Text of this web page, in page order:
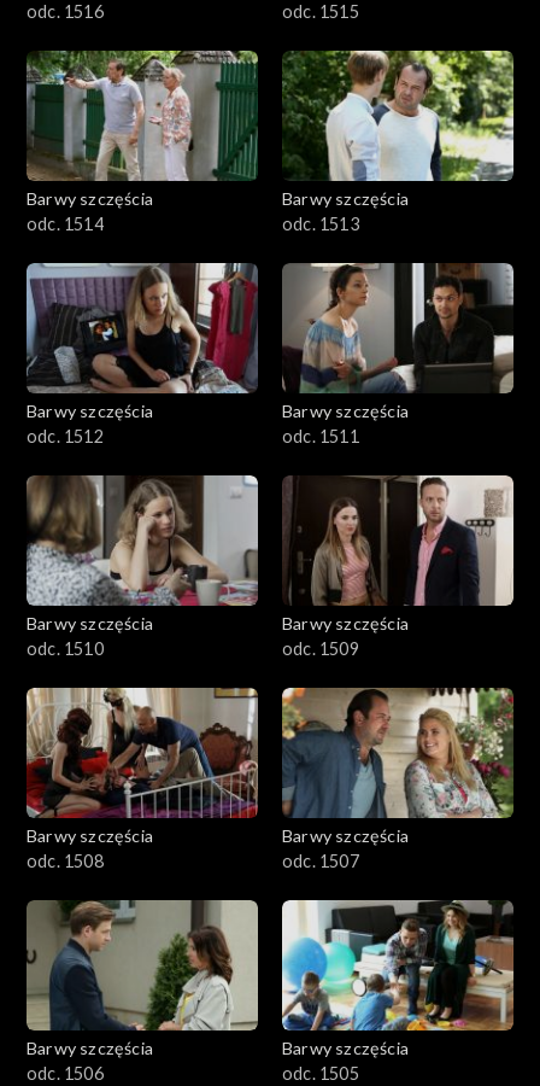
odc. 1516
odc. 1515
Barwy szczęścia
odc. 1514
Barwy szczęścia
odc. 1513
Barwy szczęścia
odc. 1512
Barwy szczęścia
odc. 1511
Barwy szczęścia
odc. 1510
Barwy szczęścia
odc. 1509
Barwy szczęścia
odc. 1508
Barwy szczęścia
odc. 1507
Barwy szczęścia
odc. 1506
Barwy szczęścia
odc. 1505